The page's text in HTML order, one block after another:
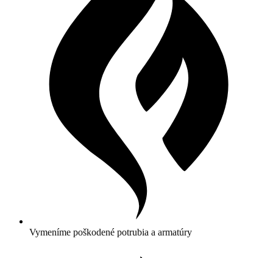
Vymeníme poškodené potrubia a armatúry